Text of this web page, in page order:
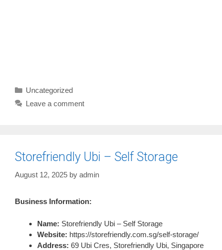
Categories
Uncategorized
Leave a comment
Storefriendly Ubi – Self Storage
August 12, 2025 by admin
Business Information:
Name: Storefriendly Ubi – Self Storage
Website: https://storefriendly.com.sg/self-storage/
Address: 69 Ubi Cres, Storefriendly Ubi, Singapore